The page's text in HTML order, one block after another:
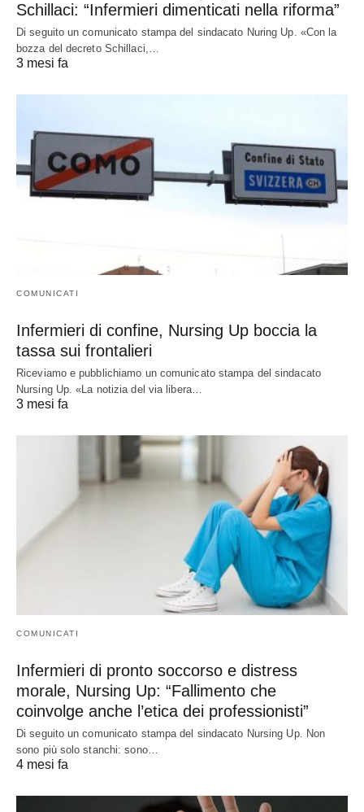
Schillaci: “Infermieri dimenticati nella riforma”
Di seguito un comunicato stampa del sindacato Nuring Up. «Con la
bozza del decreto Schillaci,…
3 mesi fa
COMUNICATI
Infermieri di confine, Nursing Up boccia la
tassa sui frontalieri
Riceviamo e pubblichiamo un comunicato stampa del sindacato
Nursing Up. «La notizia del via libera…
3 mesi fa
COMUNICATI
Infermieri di pronto soccorso e distress
morale, Nursing Up: “Fallimento che
coinvolge anche l’etica dei professionisti”
Di seguito un comunicato stampa del sindacato Nursing Up. Non
sono più solo stanchi: sono…
4 mesi fa